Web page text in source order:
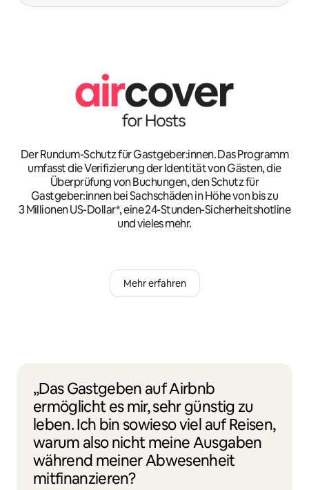
Der Rundum-Schutz für Gastgeber:innen. Das Programm
umfasst die Verifizierung der Identität von Gästen, die
Überprüfung von Buchungen, den Schutz für
Gastgeber:innen bei Sachschäden in Höhe von bis zu
3 Millionen US-Dollar*, eine 24-Stunden-Sicherheitshotline
und vieles mehr.
Mehr erfahren
„Das Gastgeben auf Airbnb
ermöglicht es mir, sehr günstig zu
leben. Ich bin sowieso viel auf Reisen,
warum also nicht meine Ausgaben
während meiner Abwesenheit
mitfinanzieren?